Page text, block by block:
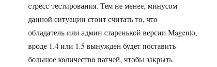
стресс-тестирования. Тем не менее, минусом
данной ситуации стоит считать то, что
обладатель или админ старенькой версии Magento,
вроде 1.4 или 1.5 вынужден будет поставить
большое количество патчей, чтобы закрыть